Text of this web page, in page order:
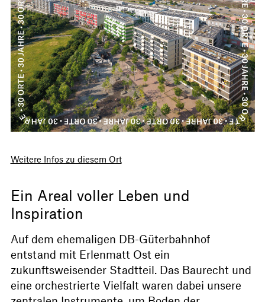
Weitere Infos zu diesem Ort
Ein Areal voller Leben und
Inspiration
Auf dem ehemaligen DB-Güterbahnhof
entstand mit Erlenmatt Ost ein
zukunftsweisender Stadtteil. Das Baurecht und
eine orchestrierte Vielfalt waren dabei unsere